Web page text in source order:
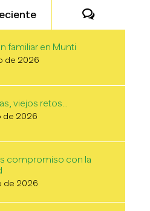
familiar en Munti
de 2026
viejos retos…
de 2026
compromiso con la
de 2026